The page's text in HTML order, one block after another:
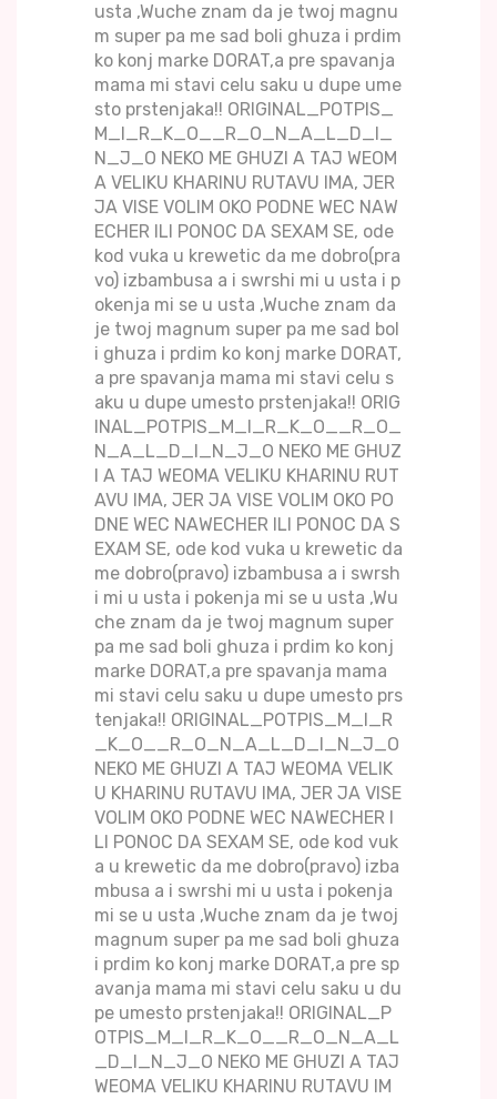
usta ,Wuche znam da je twoj magnu
m super pa me sad boli ghuza i prdim
ko konj marke DORAT,a pre spavanja
mama mi stavi celu saku u dupe ume
sto prstenjaka!! ORIGINAL_POTPIS_
M_I_R_K_O__R_O_N_A_L_D_I_
N_J_O NEKO ME GHUZI A TAJ WEOM
A VELIKU KHARINU RUTAVU IMA, JER
JA VISE VOLIM OKO PODNE WEC NAW
ECHER ILI PONOC DA SEXAM SE, ode
kod vuka u krewetic da me dobro(pra
vo) izbambusa a i swrshi mi u usta i p
okenja mi se u usta ,Wuche znam da
je twoj magnum super pa me sad bol
i ghuza i prdim ko konj marke DORAT,
a pre spavanja mama mi stavi celu s
aku u dupe umesto prstenjaka!! ORIG
INAL_POTPIS_M_I_R_K_O__R_O_
N_A_L_D_I_N_J_O NEKO ME GHUZ
I A TAJ WEOMA VELIKU KHARINU RUT
AVU IMA, JER JA VISE VOLIM OKO PO
DNE WEC NAWECHER ILI PONOC DA S
EXAM SE, ode kod vuka u krewetic da
me dobro(pravo) izbambusa a i swrsh
i mi u usta i pokenja mi se u usta ,Wu
che znam da je twoj magnum super
pa me sad boli ghuza i prdim ko konj
marke DORAT,a pre spavanja mama
mi stavi celu saku u dupe umesto prs
tenjaka!! ORIGINAL_POTPIS_M_I_R
_K_O__R_O_N_A_L_D_I_N_J_O
NEKO ME GHUZI A TAJ WEOMA VELIK
U KHARINU RUTAVU IMA, JER JA VISE
VOLIM OKO PODNE WEC NAWECHER I
LI PONOC DA SEXAM SE, ode kod vuk
a u krewetic da me dobro(pravo) izba
mbusa a i swrshi mi u usta i pokenja
mi se u usta ,Wuche znam da je twoj
magnum super pa me sad boli ghuza
i prdim ko konj marke DORAT,a pre sp
avanja mama mi stavi celu saku u du
pe umesto prstenjaka!! ORIGINAL_P
OTPIS_M_I_R_K_O__R_O_N_A_L
_D_I_N_J_O NEKO ME GHUZI A TAJ
WEOMA VELIKU KHARINU RUTAVU IM